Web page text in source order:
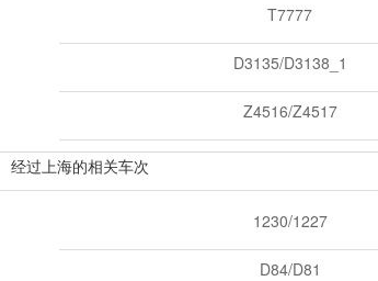
T7777
D3135/D3138_1
Z4516/Z4517
经过上海的相关车次
1230/1227
D84/D81